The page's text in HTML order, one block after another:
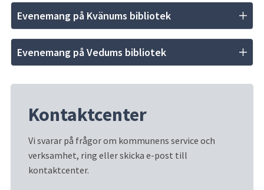
Evenemang på Kvänums bibliotek
Evenemang på Vedums bibliotek
Kontaktcenter
Vi svarar på frågor om kommunens service och
verksamhet, ring eller skicka e-post till
kontaktcenter.